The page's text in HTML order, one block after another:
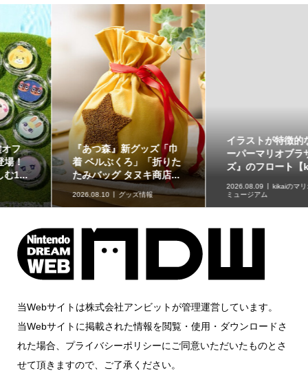
イラストが特徴的な『ス
ーパーマリオブラザー
ズ』のフロート【kikai...
2026.08.09
kikaiのマリオグッズ
原作再現がスゴい「ギャ
ラクシーコート」の細部
に注目！元ネタも合わ...
2026.08.09 企画記事
当Webサイトは株式会社アンビットが管理運営しています。
当Webサイトに掲載された情報を閲覧・使用・ダウンロードさ
れた場合、プライバシーポリシーにご同意いただいたものとさ
せて頂きますので、ご了承ください。